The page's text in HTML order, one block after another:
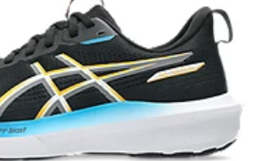
design that captures more energy
foam bouncing effect during toe-off.
stability system achieved through
controlled deformation.
technology
of our GEL™ technology.
softer vs standard GEL™ technology.